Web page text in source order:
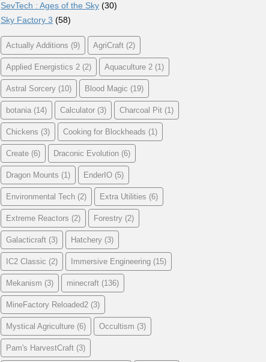
SevTech : Ages of the Sky (30)
Sky Factory 3 (58)
Actually Additions (9) AgriCraft (2)
Applied Energistics 2 (2) Aquaculture 2 (1)
Astral Sorcery (10) Blood Magic (19)
botania (14) Calculator (3) Charcoal Pit (1)
Chickens (3) Cooking for Blockheads (1)
Create (6) Draconic Evolution (6)
Dragon Mounts (1) EnderIO (5)
Environmental Tech (2) Extra Utilities (6)
Extreme Reactors (2) Forestry (2)
Galacticraft (3) Hatchery (3)
IC2 Classic (2) Immersive Engineering (15)
Mekanism (3) minecraft (136)
MineFactory Reloaded2 (3)
Mystical Agriculture (6) Occultism (3)
Pam's HarvestCraft (3)